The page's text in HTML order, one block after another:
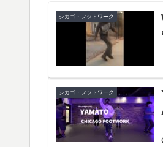
シカゴ・フットワーク
シカゴ・フットワーク